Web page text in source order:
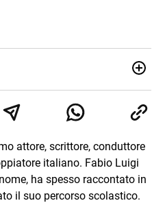
gruppi editoriali e agenzie di
nella scrittura di articoli
attore, scrittore, conduttore
italiano. Fabio Luigi
ha spesso raccontato in
il suo percorso scolastico.